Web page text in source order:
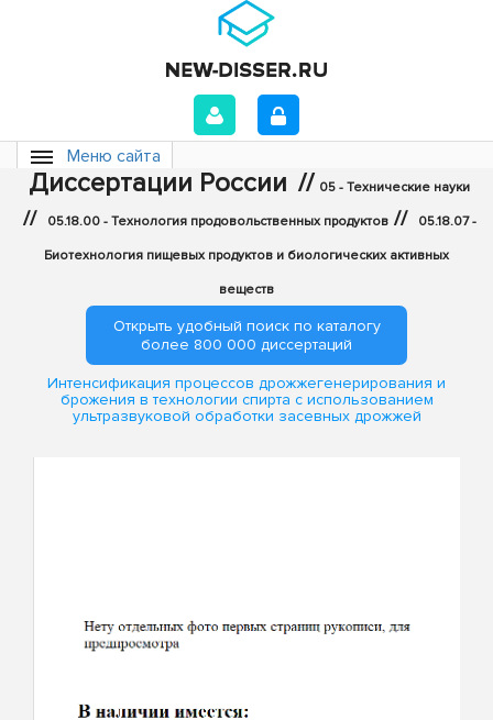
Меню сайта
Диссертации России // 05 - Технические науки
// 05.18.00 - Технология продовольственных продуктов // 05.18.07 -
Биотехнология пищевых продуктов и биологических активных
веществ
Открыть удобный поиск по каталогу
более 800 000 диссертаций
Интенсификация процессов дрожжегенерирования и
брожения в технологии спирта с использованием
ультразвуковой обработки засевных дрожжей